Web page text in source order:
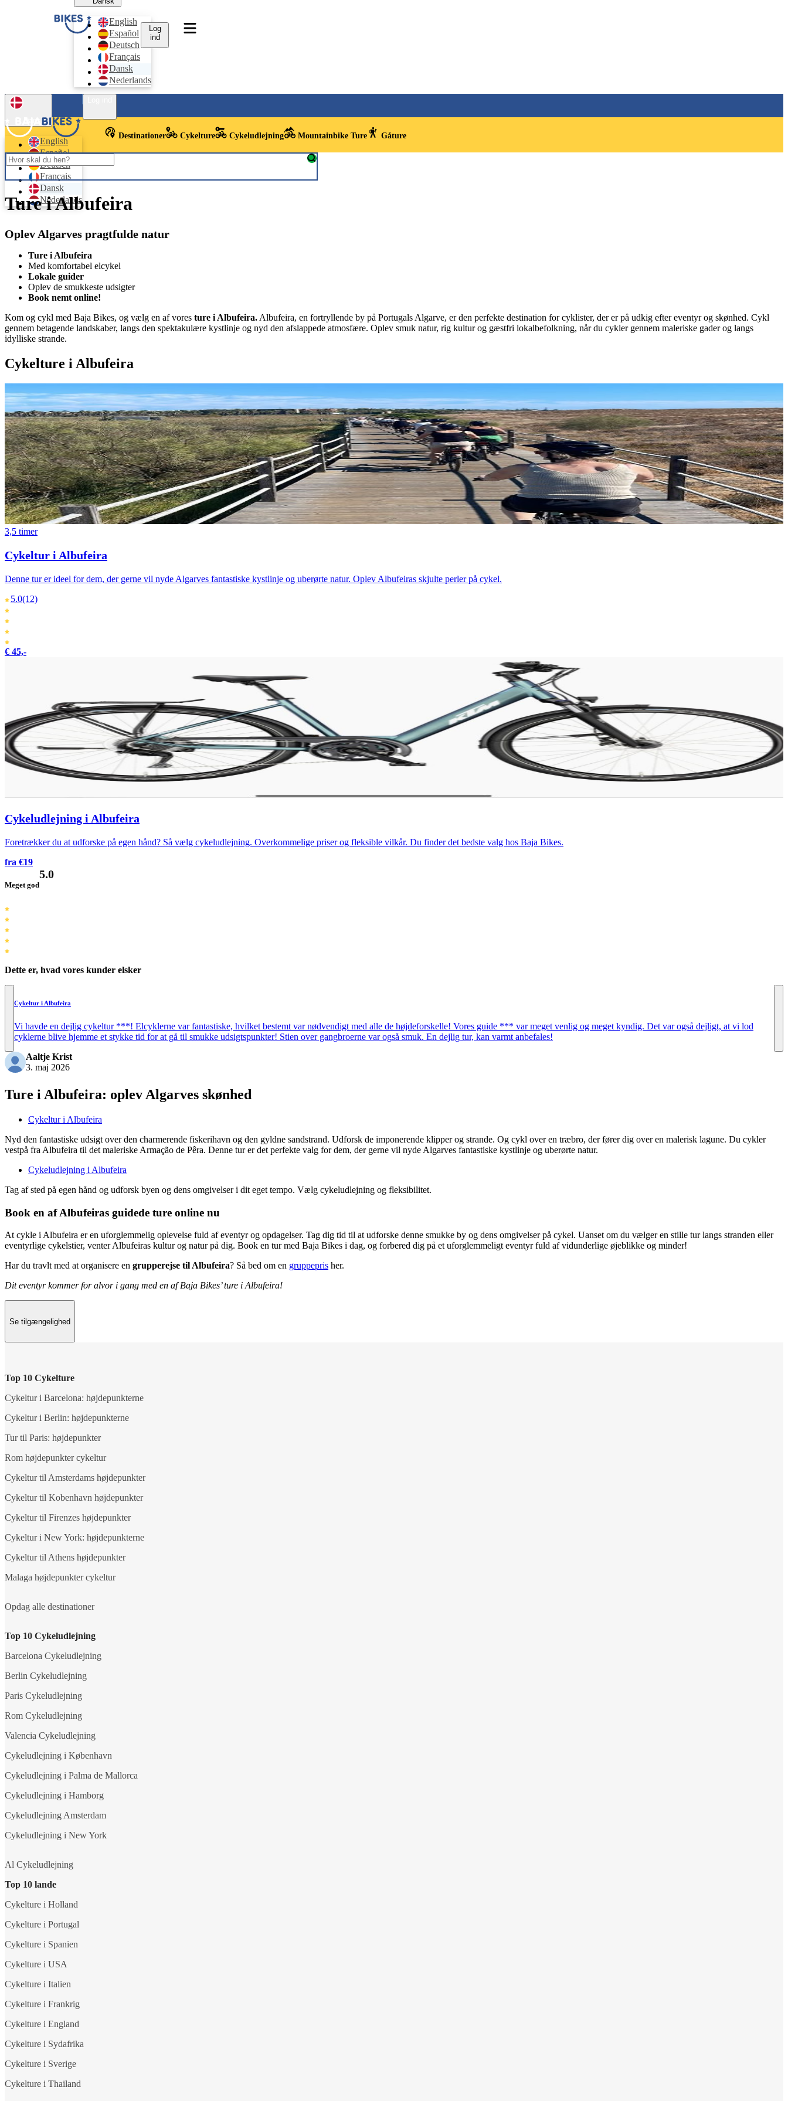
English
Español
Deutsch
Français
Dansk
Nederlands
Log
ind
Dansk
English
Español
Deutsch
Français
Dansk
Nederlands
Destinationer Cykelture Cykeludlejning Mountainbike Ture Gåture
Ture i Albufeira
Oplev Algarves pragtfulde natur
Ture i Albufeira
Med komfortabel elcykel
Lokale guider
Oplev de smukkeste udsigter
Book nemt online!
Kom og cykl med Baja Bikes, og vælg en af vores ture i Albufeira. Albufeira, en fortryllende by på Portugals Algarve, er den perfekte destination for cyklister, der er på udkig efter eventyr og skønhed. Cykl
gennem betagende landskaber, langs den spektakulære kystlinje og nyd den afslappede atmosfære. Oplev smuk natur, rig kultur og gæstfri lokalbefolkning, når du cykler gennem maleriske gader og langs
idylliske strande.
Cykelture i Albufeira
3,5 timer
Cykeltur i Albufeira
Denne tur er ideel for dem, der gerne vil nyde Algarves fantastiske kystlinje og uberørte natur. Oplev Albufeiras skjulte perler på cykel.
5.0(12)
€ 45,-
Cykeludlejning i Albufeira
Foretrækker du at udforske på egen hånd? Så vælg cykeludlejning. Overkommelige priser og fleksible vilkår. Du finder det bedste valg hos Baja Bikes.
fra €19
Meget god
5.0
Dette er, hvad vores kunder elsker
Cykeltur i Albufeira
Vi havde en dejlig cykeltur ***! Elcyklerne var fantastiske, hvilket bestemt var nødvendigt med alle de højdeforskelle! Vores guide *** var meget venlig og meget kyndig. Det var også dejligt, at vi lod
cyklerne blive hjemme et stykke tid for at gå til smukke udsigtspunkter! Stien over gangbroerne var også smuk. En dejlig tur, kan varmt anbefales!
Aaltje Krist
3. maj 2026
Ture i Albufeira: oplev Algarves skønhed
Cykeltur i Albufeira
Nyd den fantastiske udsigt over den charmerende fiskerihavn og den gyldne sandstrand. Udforsk de imponerende klipper og strande. Og cykl over en træbro, der fører dig over en malerisk lagune. Du cykler
vestpå fra Albufeira til det maleriske Armação de Pêra. Denne tur er det perfekte valg for dem, der gerne vil nyde Algarves fantastiske kystlinje og uberørte natur.
Cykeludlejning i Albufeira
Tag af sted på egen hånd og udforsk byen og dens omgivelser i dit eget tempo. Vælg cykeludlejning og fleksibilitet.
Book en af Albufeiras guidede ture online nu
At cykle i Albufeira er en uforglemmelig oplevelse fuld af eventyr og opdagelser. Tag dig tid til at udforske denne smukke by og dens omgivelser på cykel. Uanset om du vælger en stille tur langs stranden eller
eventyrlige cykelstier, venter Albufeiras kultur og natur på dig. Book en tur med Baja Bikes i dag, og forbered dig på et uforglemmeligt eventyr fuld af vidunderlige øjeblikke og minder!
Har du travlt med at organisere en grupperejse til Albufeira? Så bed om en gruppepris her.
Dit eventyr kommer for alvor i gang med en af Baja Bikes’ ture i Albufeira!
Se tilgængelighed
Top 10 Cykelture
Cykeltur i Barcelona: højdepunkterne
Cykeltur i Berlin: højdepunkterne
Tur til Paris: højdepunkter
Rom højdepunkter cykeltur
Cykeltur til Amsterdams højdepunkter
Cykeltur til Kobenhavn højdepunkter
Cykeltur til Firenzes højdepunkter
Cykeltur i New York: højdepunkterne
Cykeltur til Athens højdepunkter
Malaga højdepunkter cykeltur
Opdag alle destinationer
Top 10 Cykeludlejning
Barcelona Cykeludlejning
Berlin Cykeludlejning
Paris Cykeludlejning
Rom Cykeludlejning
Valencia Cykeludlejning
Cykeludlejning i København
Cykeludlejning i Palma de Mallorca
Cykeludlejning i Hamborg
Cykeludlejning Amsterdam
Cykeludlejning i New York
Al Cykeludlejning
Top 10 lande
Cykelture i Holland
Cykelture i Portugal
Cykelture i Spanien
Cykelture i USA
Cykelture i Italien
Cykelture i Frankrig
Cykelture i England
Cykelture i Sydafrika
Cykelture i Sverige
Cykelture i Thailand